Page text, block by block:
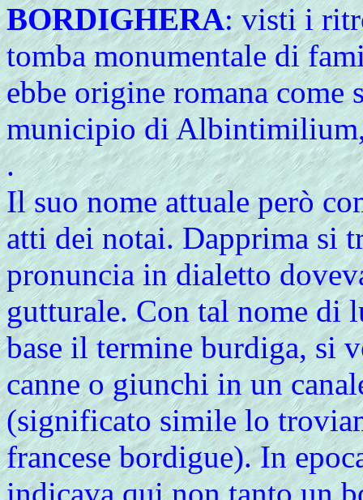
BORDIGHERA: visti i
tomba monumentale di
ebbe origine romana come
municipio di
.
Il suo nome attuale però
atti dei notai. Dapprima si
pronuncia in dialetto
gutturale. Con tal nome di
base il termine burdiga, si
canne o giunchi in un
(significato simile lo
francese bordigue). In
indicava qui non tanto un